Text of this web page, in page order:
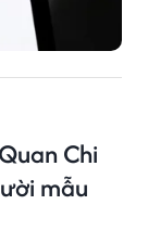
Chi
mẫu